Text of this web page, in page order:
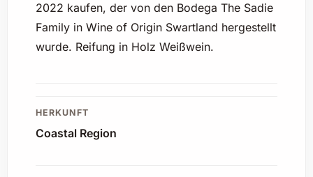
2022 kaufen, der von den Bodega The Sadie
Family in Wine of Origin Swartland hergestellt
wurde. Reifung in Holz Weißwein.
HERKUNFT
Coastal Region